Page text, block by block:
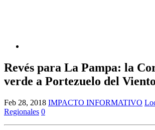
Revés para La Pampa: la
verde a Portezuelo del Viento
Feb 28, 2018 IMPACTO INFORMATIVO
Regionales 0